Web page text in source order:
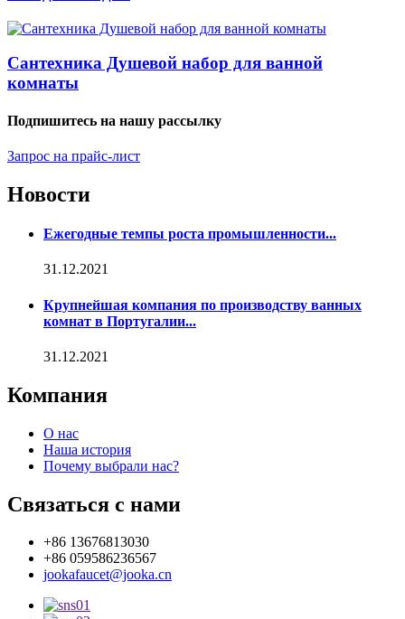
Сантехника Душевой набор для ванной
комнаты
Подпишитесь на нашу рассылку
Запрос на прайс-лист
Новости
Ежегодные темпы роста промышленности...
31.12.2021
Крупнейшая компания по производству ванных
комнат в Португалии...
31.12.2021
Компания
О нас
Наша история
Почему выбрали нас?
Связаться с нами
+86 13676813030
+86 059586236567
jookafaucet@jooka.cn